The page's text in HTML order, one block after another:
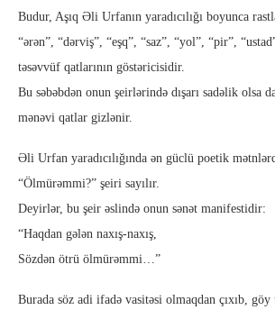
Budur, Aşıq Əli Urfanın yaradıcılığı boyunca
“ərən”, “dərviş”, “eşq”, “saz”, “yol”, “pir”,
təsəvvüf qatlarının göstəricisidir.
Bu səbəbdən onun şeirlərində dışarı sadəlik olsa
mənəvi qatlar gizlənir.
Əli Urfan yaradıcılığında ən güclü poetik
“Ölmürəmmi?” şeiri sayılır.
Deyirlər, bu şeir əslində onun sənət manifestidir:
“Haqdan gələn naxış-naxış,
Sözdən ötrü ölmürəmmi…”
Burada söz adi ifadə vasitəsi olmaqdan çıxıb,